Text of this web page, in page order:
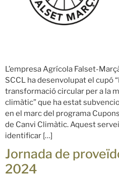
L’empresa Agrícola Falset-
SCCL ha desenvolupat el cupó
transformació circular per a la
climàtic” que ha estat
en el marc del programa
de Canvi Climàtic. Aquest
identificar […]
Jornada de
2024